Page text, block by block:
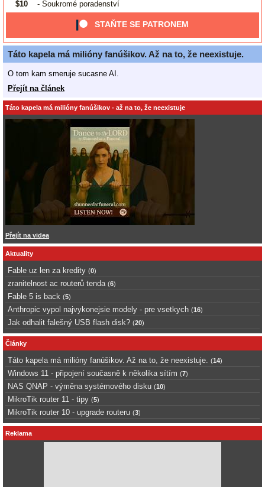
$10
- Soukromé poradenství
STAŇTE SE PATRONEM
Táto kapela má milióny fanúšikov. Až na to, že neexistuje.
O tom kam smeruje sucasne AI.
Přejít na článek
Táto kapela má milióny fanúšikov - až na to, že neexistuje
Přejít na videa
Aktuality
Fable uz len za kredity (0)
zranitelnost ac routerů tenda (6)
Fable 5 is back (5)
Anthropic vypol najvykonejsie modely - pre vsetkych (16)
Jak odhalit falešný USB flash disk? (20)
Články
Táto kapela má milióny fanúšikov. Až na to, že neexistuje. (14)
Windows 11 - připojení současně k několika sítím (7)
NAS QNAP - výměna systémového disku (10)
MikroTik router 11 - tipy (5)
MikroTik router 10 - upgrade routeru (3)
Reklama